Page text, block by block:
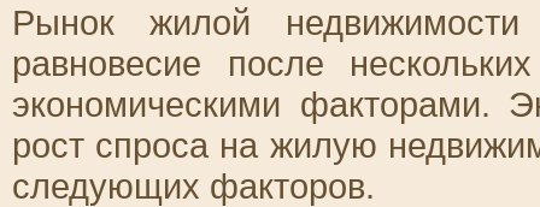
Рынок жилой
равновесие после
экономическими факторами.
рост спроса на жилую
следующих факторов.